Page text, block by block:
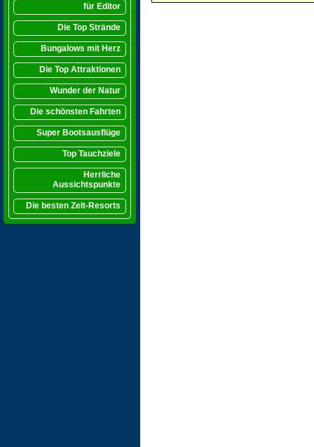
für Editor
Die Top Strände
Bungalows mit Herz
Die Top Attraktionen
Wunder der Natur
Die schönsten Fahrten
Super Bootsausflüge
Top Tauchziele
Herrliche
Aussichtspunkte
Die besten Zelt-Resorts